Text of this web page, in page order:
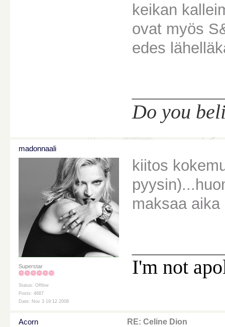
keikan
ovat myös
edes
Do you
madonnaali
Superstar
Status: Offline
Posts: 4687
Date: Nov 3 19:12 2008
kiitos
maksaa
I'm not
Acorn RE: Celine Dion